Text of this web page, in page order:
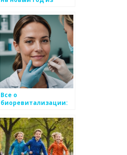
Все о
биоревитализации:
молодой и сияющей
коже